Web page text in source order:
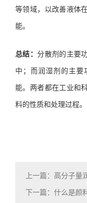
等领域，以改善液体
能。
总结：分散剂的主要
中；而润湿剂的主要
能。两者都在工业和
料的性质和处理过程。
上一篇：高分子
下一篇：什么是颜